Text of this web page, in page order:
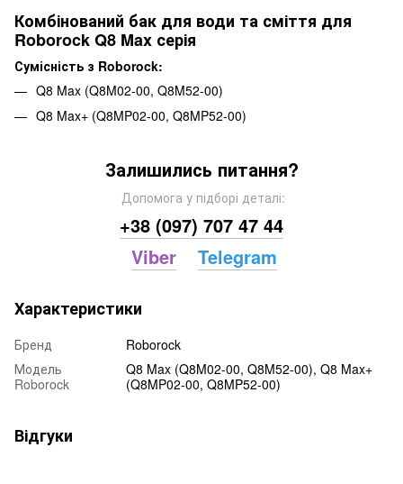
Комбінований бак для води та сміття для
Roborock Q8 Max серія
Сумісність з Roborock:
Q8 Max (Q8M02-00, Q8M52-00)
Q8 Max+ (Q8MP02-00, Q8MP52-00)
Залишились питання?
Допомога у підборі деталі:
+38 (097) 707 47 44
Viber
Telegram
Характеристики
Бренд
Roborock
Модель
Roborock
Q8 Max (Q8M02-00, Q8M52-00), Q8 Max+
(Q8MP02-00, Q8MP52-00)
Відгуки